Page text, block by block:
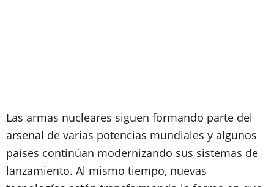
Las armas nucleares siguen formando parte del
arsenal de varias potencias mundiales y algunos
países continúan modernizando sus sistemas de
lanzamiento. Al mismo tiempo, nuevas